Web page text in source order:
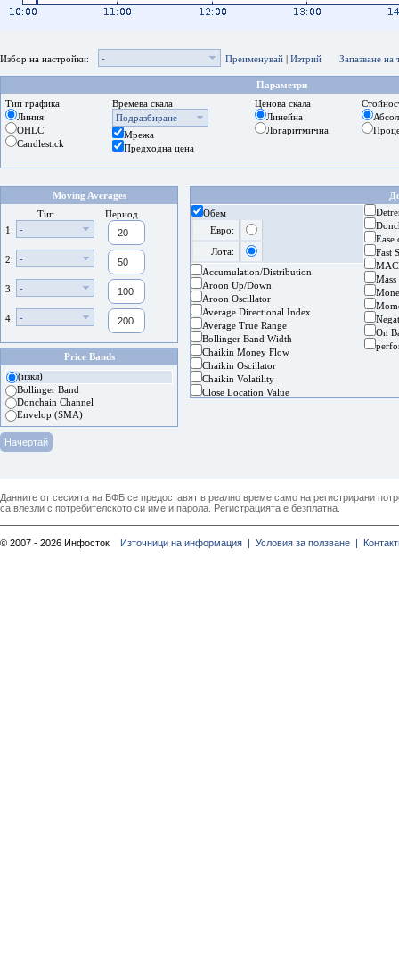
Избор на настройки: - Преименувай | Изтрий Запазване на
Параметри
Тип графика
Линия
OHLC
Candlestick
Времева скала
Подразбиране
Мрежа
Предходна цена
Ценова скала
Линейна
Логаритмична
Moving Averages
Тип
Период
1:
-
2: -
3: -
4: -
Price Bands
(изкл)
Bollinger Band
Donchain Channel
Envelop (SMA)
Обем
Евро:
Лота:
Accumulation/Distribution
Aroon Up/Down
Aroon Oscillator
Average Directional Index
Average True Range
Bollinger Band Width
Chaikin Money Flow
Chaikin Oscillator
Chaikin Volatility
Close Location Value
Ease
Fast
On
Данните от сесията на БФБ се предоставят в реално време само на регистрирани
са влезли с потребителското си име и парола. Регистрацията е безплатна.
© 2007 - 2026 Инфосток Източници на информация | Условия за ползване |